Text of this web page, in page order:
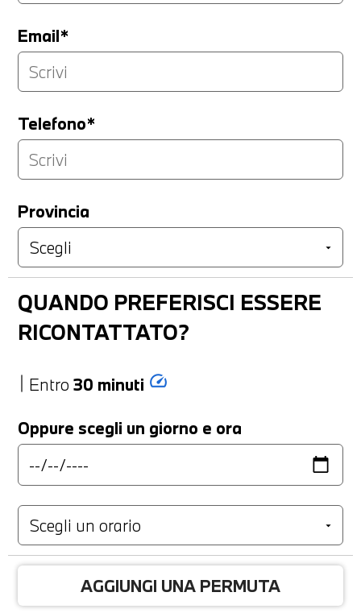
Email*
Telefono*
Provincia
QUANDO PREFERISCI ESSERE
RICONTATTATO?
Entro 30 minuti speed
Oppure scegli un giorno e ora
AGGIUNGI UNA PERMUTA